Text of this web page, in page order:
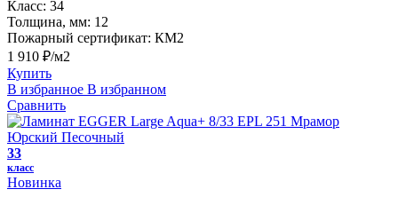
Класс: 34
Толщина, мм: 12
Пожарный сертификат: КМ2
1 910 ₽/м2
Купить
В избранное В избранном
Сравнить
33
класс
Новинка